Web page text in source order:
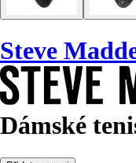
Steve
Dámské